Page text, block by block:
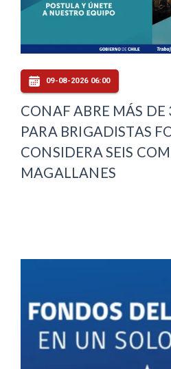
09-08-2026 06:00
CONAF ABRE MÁS DE
PARA BRIGADISTAS
CONSIDERA SEIS
MAGALLANES